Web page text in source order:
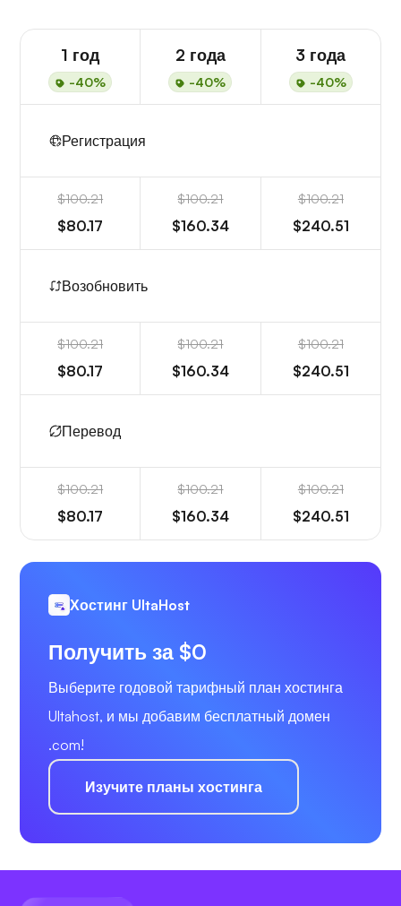
1 год
-40%
2 года
-40%
3 года
-40%
Регистрация
$100.21
$80.17
$100.21
$160.34
$100.21
$240.51
Возобновить
$100.21
$80.17
$100.21
$160.34
$100.21
$240.51
Перевод
$100.21
$80.17
$100.21
$160.34
$100.21
$240.51
Хостинг UltaHost
Получить за $0
Выберите годовой тарифный план хостинга
Ultahost, и мы добавим бесплатный домен
.com!
Изучите планы хостинга